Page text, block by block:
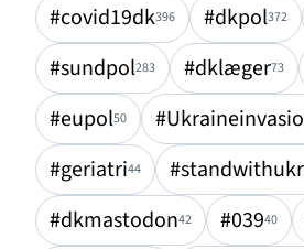
#covid19dk396 #dkpol372
#sundpol283 #dklæger73
#eupol50
#geriatri44
#dkmastodon42 #03940